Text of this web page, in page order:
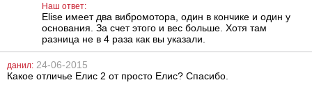
Крем-
Маска Fetish
Наш ответ:
Elise имеет два вибромотора, один в кончике и один у
основания. За счет этого и вес больше. Хотя там
разница не в 4 раза как вы указали.
данил: 24-06-2015
Какое отличье Елис 2 от просто Елис? Спасибо.